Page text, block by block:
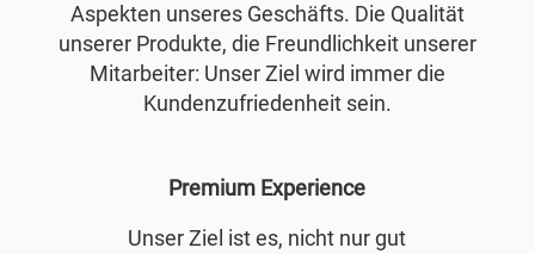
Aspekten unseres Geschäfts. Die Qualität
unserer Produkte, die Freundlichkeit unserer
Mitarbeiter: Unser Ziel wird immer die
Kundenzufriedenheit sein.
Premium Experience
Unser Ziel ist es, nicht nur gut